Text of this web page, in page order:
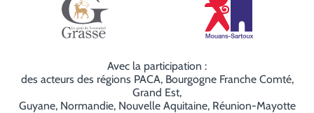
Avec la participation :
des acteurs des régions PACA, Bourgogne Franche Comté,
Grand Est,
Guyane, Normandie, Nouvelle Aquitaine, Réunion-Mayotte